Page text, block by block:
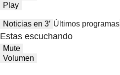
Play
Noticias en 3′ Últimos programas
Estas escuchando
Mute
Volumen